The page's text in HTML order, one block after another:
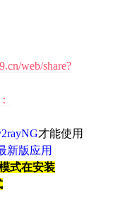
web/share?
才能使用
新版应用
式在安装